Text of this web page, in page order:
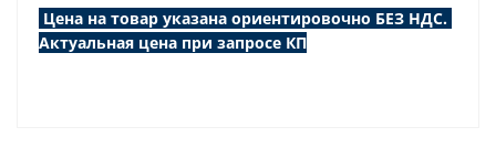
Цена на товар указана ориентировочно БЕЗ НДС.
Актуальная цена при запросе КП